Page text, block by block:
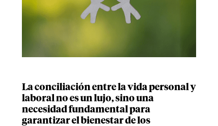
La conciliación entre la vida personal y
laboral no es un lujo, sino una
necesidad fundamental para
garantizar el bienestar de los